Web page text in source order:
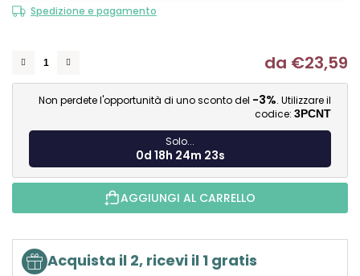
Spedizione e pagamento
da €23,59
Non perdete l'opportunità di uno sconto del -3%. Utilizzare il
codice: 3PCNT
Solo...
0d 18h 24m 22s
AGGIUNGI AL CARRELLO
Acquista il 2, ricevi il 1 gratis